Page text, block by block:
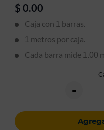
$ 0.00
Caja con 1 barras.
1 metros por caja.
Cada barra mide 1.00
-